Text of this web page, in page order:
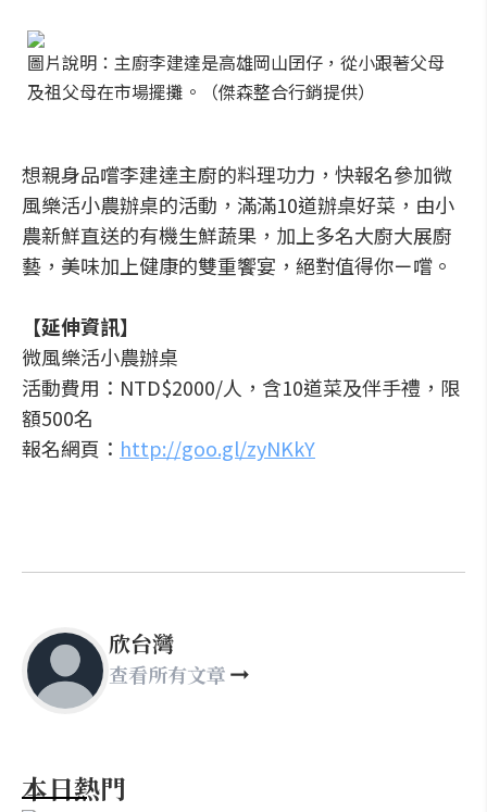
圖片說明：主廚李建達是高雄岡山囝仔，從小跟著父母
及祖父母在市場擺攤。（傑森整合行銷提供）
想親身品嚐李建達主廚的料理功力，快報名參加微
風樂活小農辦桌的活動，滿滿10道辦桌好菜，由小
農新鮮直送的有機生鮮蔬果，加上多名大廚大展廚
藝，美味加上健康的雙重饗宴，絕對值得你ㄧ嚐。
【延伸資訊】
微風樂活小農辦桌
活動費用：NTD$2000/人，含10道菜及伴手禮，限
額500名
報名網頁： http://goo.gl/zyNKkY
欣台灣
查看所有文章
本日熱門